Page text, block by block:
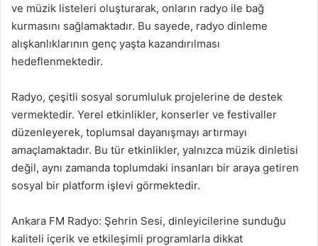
ve müzik listeleri oluşturarak, onların radyo ile bağ
kurmasını sağlamaktadır. Bu sayede, radyo dinleme
alışkanlıklarının genç yaşta kazandırılması
hedeflenmektedir.
Radyo, çeşitli sosyal sorumluluk projelerine de destek
vermektedir. Yerel etkinlikler, konserler ve festivaller
düzenleyerek, toplumsal dayanışmayı artırmayı
amaçlamaktadır. Bu tür etkinlikler, yalnızca müzik dinletisi
değil, aynı zamanda toplumdaki insanları bir araya getiren
sosyal bir platform işlevi görmektedir.
Ankara FM Radyo: Şehrin Sesi, dinleyicilerine sunduğu
kaliteli içerik ve etkileşimli programlarla dikkat